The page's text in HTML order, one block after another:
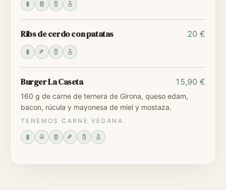
Ribs de cerdo con patatas 20 €
Burger La Caseta 15,90 €
160 g de carne de ternera de Girona, queso edam,
bacon, rúcula y mayonesa de miel y mostaza.
TENEMOS CARNE VEGANA.